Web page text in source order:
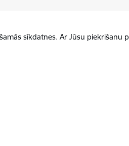
sīkdatnes. Ar Jūsu